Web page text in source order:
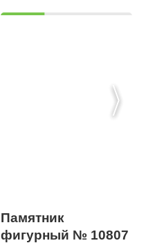
Памятник
фигурный № 10807